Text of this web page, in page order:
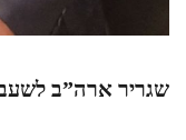
שגריר ארה”ב